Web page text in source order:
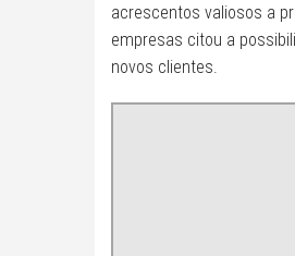
acrescentos valiosos a
empresas citou a
novos clientes.